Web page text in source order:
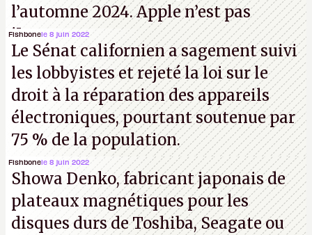
l’automne 2024. Apple n’est pas
iJouasse.
Fishbonele 8 juin 2022
Le Sénat californien a sagement suivi
les lobbyistes et rejeté la loi sur le
droit à la réparation des appareils
électroniques, pourtant soutenue par
75 % de la population.
Fishbonele 8 juin 2022
Showa Denko, fabricant japonais de
plateaux magnétiques pour les
disques durs de Toshiba, Seagate ou